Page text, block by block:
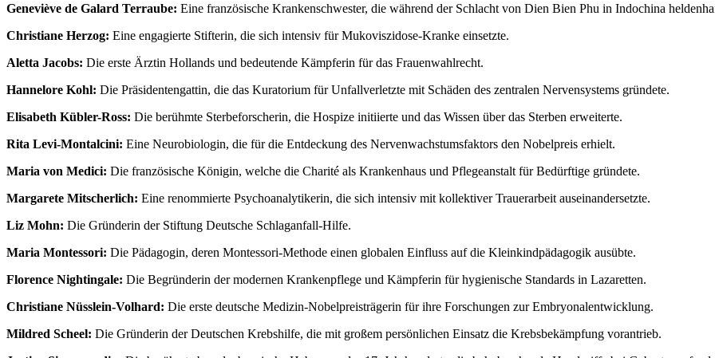
Geneviève de Galard Terraube: Eine französische Krankenschwester, die während der Schlacht von Dien Bien Phu in Indochina
Christiane Herzog: Eine engagierte Stifterin, die sich intensiv für Mukoviszidose-Kranke einsetzte.
Aletta Jacobs: Die erste Ärztin Hollands und bedeutende Kämpferin für das Frauenwahlrecht.
Hannelore Kohl: Die Präsidentengattin, die das Kuratorium für Unfallverletzte mit Schäden des zentralen Nervensystems gründete.
Elisabeth Kübler-Ross: Die berühmte Sterbeforscherin, die Hospize initiierte und das Wissen über das Sterben erweiterte.
Rita Levi-Montalcini: Eine Neurobiologin, die für die Entdeckung des Nervenwachstumsfaktors den Nobelpreis erhielt.
Maria von Medici: Die französische Königin, welche die Charité als Krankenhaus und Pflegeanstalt für Bedürftige gründete.
Margarete Mitscherlich: Eine renommierte Psychoanalytikerin, die sich intensiv mit kollektiver Trauerarbeit auseinandersetzte.
Liz Mohn: Die Gründerin der Stiftung Deutsche Schlaganfall-Hilfe.
Maria Montessori: Die Pädagogin, deren Montessori-Methode einen globalen Einfluss auf die Kleinkindpädagogik ausübte.
Florence Nightingale: Die Begründerin der modernen Krankenpflege und Kämpferin für hygienische Standards in Lazaretten.
Christiane Nüsslein-Volhard: Die erste deutsche Medizin-Nobelpreisträgerin für ihre Forschungen zur Embryonalentwicklung.
Mildred Scheel: Die Gründerin der Deutschen Krebshilfe, die mit großem persönlichen Einsatz die Krebsbekämpfung vorantrieb.